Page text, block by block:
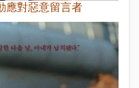
應對惡意留言者